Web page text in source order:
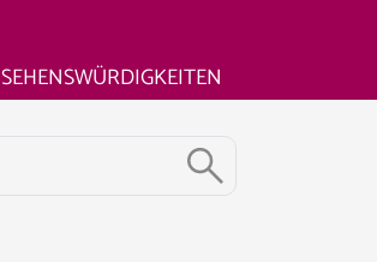
SEHENSWÜRDIGKEITEN